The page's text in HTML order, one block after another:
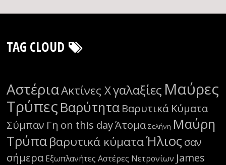
TAG CLOUD
ΑστέριαΑκτίνες Χγαλαξίες Μαύρες
Τρύπες Βαρύτητα Βαρυτικά Κύματα
Σύμπαν Γη on this dayΆτομα Σελήνη Μαύρη
Τρύπαβαρυτικά κύματαΉλιος σαν
σήμερα Εξωπλανήτες Αστέρες Νετρονίων James